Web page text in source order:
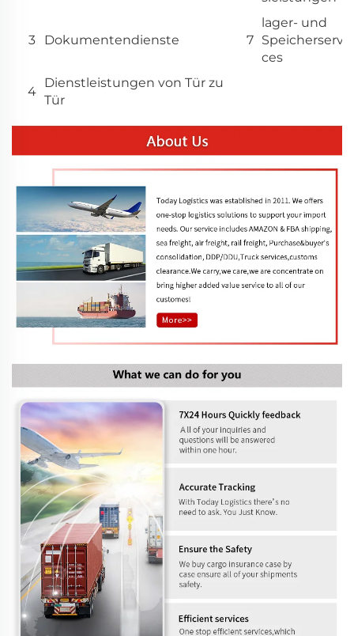
3 Dokumentendienste 7
lager- und
Speicherservi
ces
4
Dienstleistungen von Tür zu
Tür